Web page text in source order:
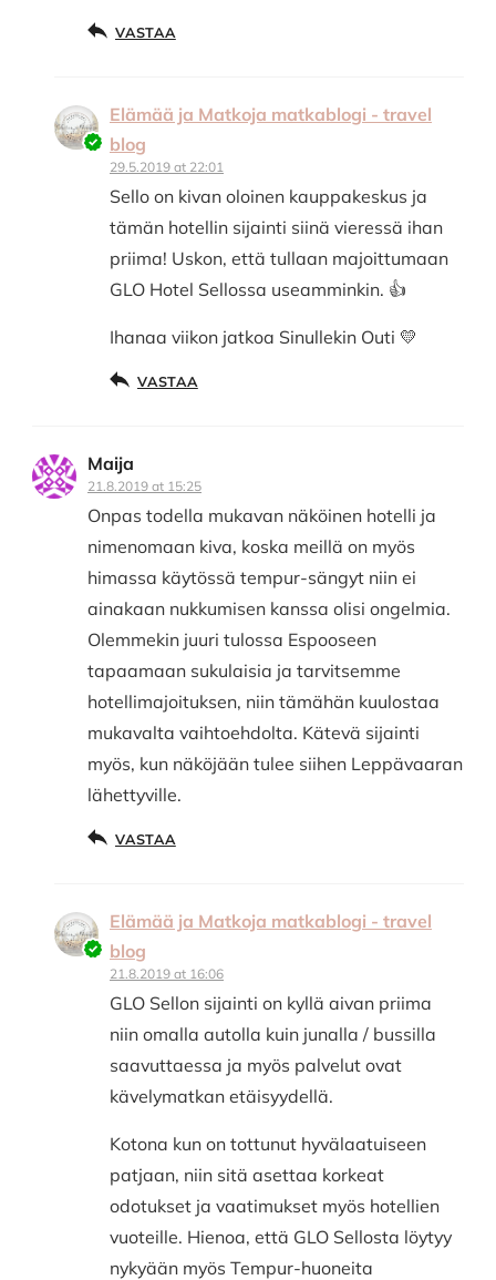
VASTAA
Elämää ja Matkoja matkablogi - travel
blog
29.5.2019 at 22:01
Sello on kivan oloinen kauppakeskus ja
tämän hotellin sijainti siinä vieressä ihan
priima! Uskon, että tullaan majoittumaan
GLO Hotel Sellossa useamminkin. 👍
Ihanaa viikon jatkoa Sinullekin Outi 💛
VASTAA
Maija
21.8.2019 at 15:25
Onpas todella mukavan näköinen hotelli ja
nimenomaan kiva, koska meillä on myös
himassa käytössä tempur-sängyt niin ei
ainakaan nukkumisen kanssa olisi ongelmia.
Olemmekin juuri tulossa Espooseen
tapaamaan sukulaisia ja tarvitsemme
hotellimajoituksen, niin tämähän kuulostaa
mukavalta vaihtoehdolta. Kätevä sijainti
myös, kun näköjään tulee siihen Leppävaaran
lähettyville.
VASTAA
Elämää ja Matkoja matkablogi - travel
blog
21.8.2019 at 16:06
GLO Sellon sijainti on kyllä aivan priima
niin omalla autolla kuin junalla / bussilla
saavuttaessa ja myös palvelut ovat
kävelymatkan etäisyydellä.
Kotona kun on tottunut hyvälaatuiseen
patjaan, niin sitä asettaa korkeat
odotukset ja vaatimukset myös hotellien
vuoteille. Hienoa, että GLO Sellosta löytyy
nykyään myös Tempur-huoneita